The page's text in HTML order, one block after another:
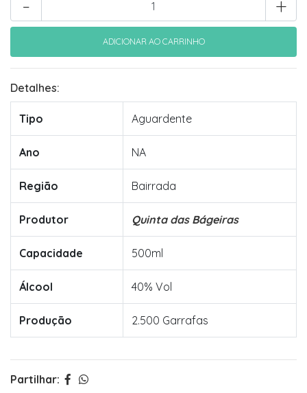
+
-
Detalhes:
Tipo Aguardente
Ano NA
Região Bairrada
Produtor Quinta das Bágeiras
Capacidade 500ml
Álcool 40% Vol
Produção 2.500 Garrafas
Partilhar: